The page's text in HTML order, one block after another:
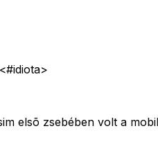
elsõ zsebében volt a